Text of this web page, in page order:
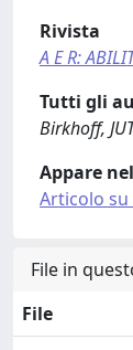
Rivista
A E R:
Tutti gli
Birkhoff,
Appare
Articolo su
File in
File